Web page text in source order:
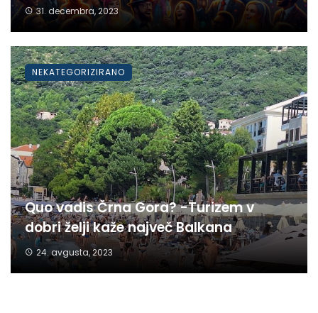
31. decembra, 2023
Quo vadis Črna Gora? -Turizem v
dobri želji kaže največ Balkana
24. avgusta, 2023
NEKATEGORIZIRANO